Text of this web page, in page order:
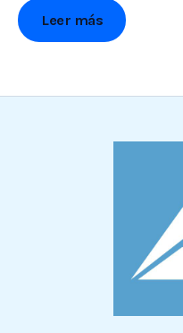
Leer más